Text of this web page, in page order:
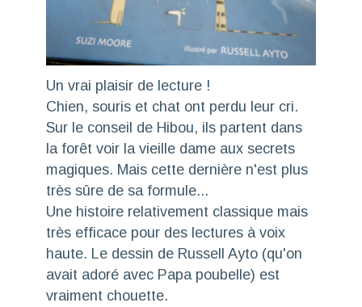
Un vrai plaisir de lecture !
Chien, souris et chat ont perdu leur cri.
Sur le conseil de Hibou, ils partent dans
la forêt voir la vieille dame aux secrets
magiques. Mais cette dernière n'est plus
très sûre de sa formule...
Une histoire relativement classique mais
très efficace pour des lectures à voix
haute. Le dessin de Russell Ayto (qu'on
avait adoré avec Papa poubelle) est
vraiment chouette.